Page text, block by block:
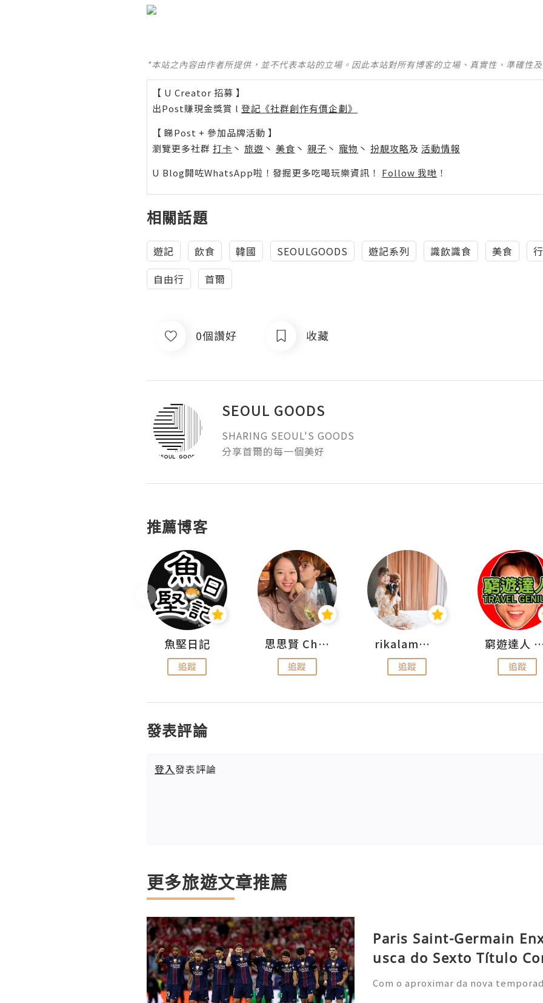
*本站之內容由作者所提供，並不代表本站的立場。因此本站對所有博客的立場、真實性、準確性
【 U Creator 招募 】
出Post賺現金獎賞 l 登記《社群創作有價企劃》
【 睇Post + 參加品牌活動 】
瀏覽更多社群 打卡 丶 旅遊 丶 美食 丶 親子 丶 寵物 丶 扮靚攻略及 活動情報
U Blog開咗WhatsApp啦！發掘更多吃喝玩樂資訊！ Follow 我哋 ！
相關話題
遊記 飲食 韓國 SEOULGOODS 遊記系列 識飲識食 美食
自由行
首爾
0個讚好 收藏
SEOUL GOODS
SHARING SEOUL'S GOODS
分享首爾的每一個美好
推薦博客
魚堅日記
追蹤
思思賢 ChillMyBabe
追蹤
rikalammm
追蹤
窮遊達人 Mr.TravelGenius
追蹤
發表評論
登入發表評論
更多旅遊文章推薦
Paris Saint-Germain
usca do Sexto Título
Com o aproximar da nova